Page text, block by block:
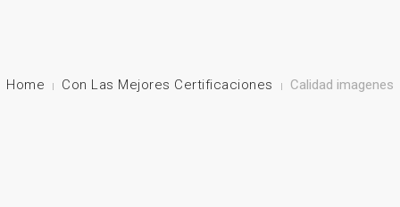
Home Con Las Mejores Certificaciones Calidad imagenes